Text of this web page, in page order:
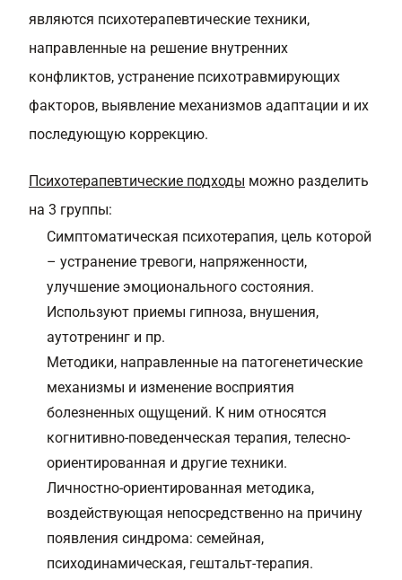
являются психотерапевтические техники,
направленные на решение внутренних
конфликтов, устранение психотравмирующих
факторов, выявление механизмов адаптации и их
последующую коррекцию.
Психотерапевтические подходы можно разделить
на 3 группы:
Симптоматическая психотерапия, цель которой
– устранение тревоги, напряженности,
улучшение эмоционального состояния.
Используют приемы гипноза, внушения,
аутотренинг и пр.
Методики, направленные на патогенетические
механизмы и изменение восприятия
болезненных ощущений. К ним относятся
когнитивно-поведенческая терапия, телесно-
ориентированная и другие техники.
Личностно-ориентированная методика,
воздействующая непосредственно на причину
появления синдрома: семейная,
психодинамическая, гештальт-терапия.